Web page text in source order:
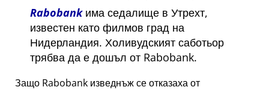
Rabobankима седалище в Утрехт,
известен като филмов град на
Нидерландия. Холивудският саботьор
трябва да е дошъл от Rabobank.
Защо Rabobank изведнъж се отказаха от